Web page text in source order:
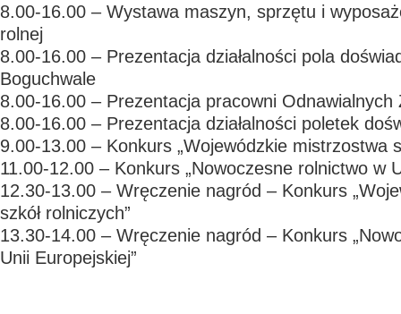
8.00-16.00 – Wystawa maszyn, sprzętu i
rolnej
8.00-16.00 – Prezentacja działalności pola
Boguchwale
8.00-16.00 – Prezentacja pracowni Odnawialnych
8.00-16.00 – Prezentacja działalności poletek
9.00-13.00 – Konkurs „Wojewódzkie mistrzostwa
11.00-12.00 – Konkurs „Nowoczesne rolnictwo w
12.30-13.00 – Wręczenie nagród – Konkurs
szkół rolniczych”
13.30-14.00 – Wręczenie nagród – Konkurs
Unii Europejskiej”